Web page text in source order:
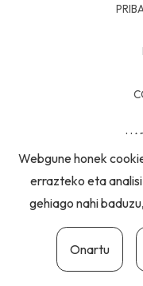
Webgune honek
errazteko eta
gehiago nahi
Onartu